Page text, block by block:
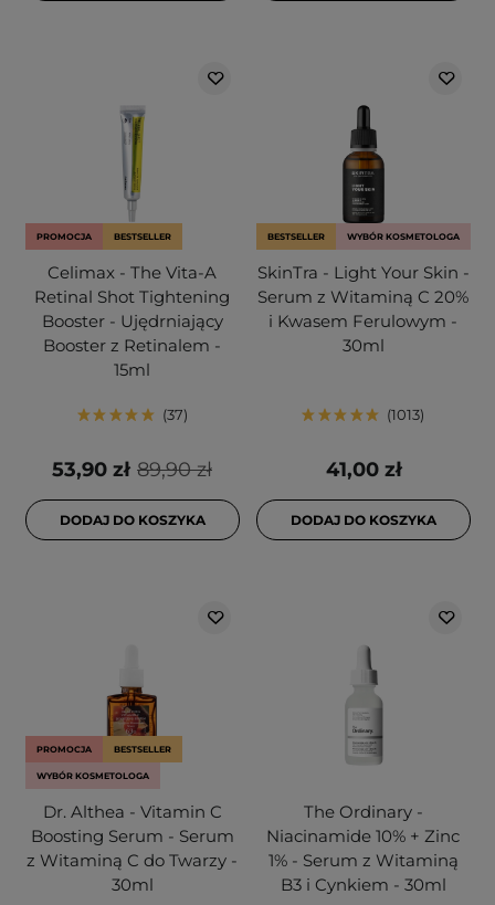
PROMOCJA BESTSELLER
Celimax - The Vita-A
Retinal Shot Tightening
Booster - Ujędrniający
Booster z Retinalem -
15ml
37
89,90 zł
53,90 zł
DODAJ DO KOSZYKA
BESTSELLER WYBÓR KOSMETOLOGA
SkinTra - Light Your Skin -
Serum z Witaminą C 20%
i Kwasem Ferulowym -
30ml
1013
41,00 zł
DODAJ DO KOSZYKA
PROMOCJA BESTSELLER
WYBÓR KOSMETOLOGA
Dr. Althea - Vitamin C
Boosting Serum - Serum
z Witaminą C do Twarzy -
30ml
The Ordinary -
Niacinamide 10% + Zinc
1% - Serum z Witaminą
B3 i Cynkiem - 30ml